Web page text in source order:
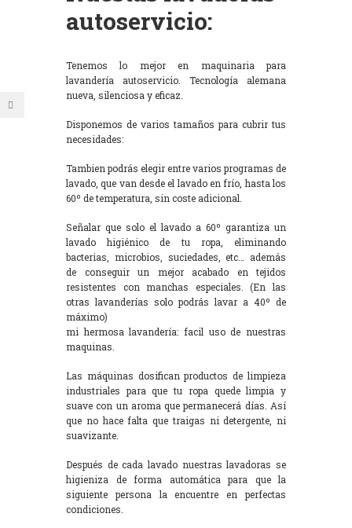
autoservicio:
Tenemos lo mejor en maquinaria para
lavandería autoservicio. Tecnología alemana
nueva, silenciosa y eficaz.
Disponemos de varios tamaños para cubrir tus
necesidades:
Tambien podrás elegir entre varios programas de
lavado, que van desde el lavado en frío, hasta los
60º de temperatura, sin coste adicional.
Señalar que solo el lavado a 60º garantiza un
lavado higiénico de tu ropa, eliminando
bacterias, microbios, suciedades, etc… además
de conseguir un mejor acabado en tejidos
resistentes con manchas especiales. (En las
otras lavanderías solo podrás lavar a 40º de
máximo)
mi hermosa lavandería: facil uso de nuestras
maquinas.
Las máquinas dosifican productos de limpieza
industriales para que tu ropa quede limpia y
suave con un aroma que permanecerá días. Así
que no hace falta que traigas ni detergente, ni
suavizante.
Después de cada lavado nuestras lavadoras se
higieniza de forma automática para que la
siguiente persona la encuentre en perfectas
condiciones.